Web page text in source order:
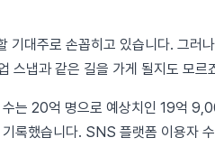
기대주로 손꼽히고 있습니다. 그러
스냅과 같은 길을 가게 될지도 모르
는 20억 명으로 예상치인 19억
록했습니다. SNS 플랫폼 이용자